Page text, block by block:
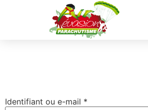
Identifiant ou e-mail *